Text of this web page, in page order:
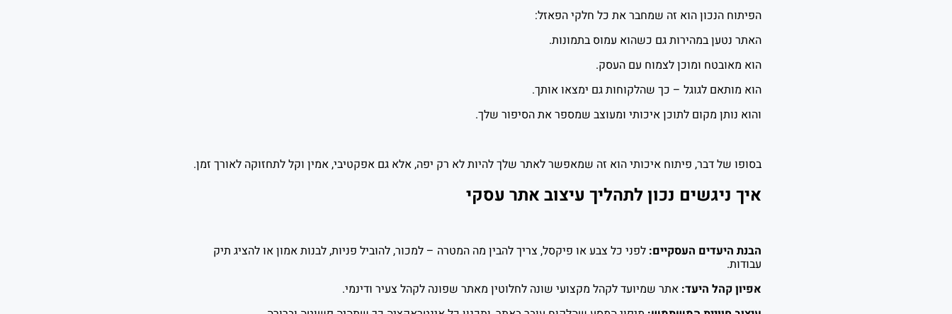
הפיתוח הנכון הוא זה שמחבר את כל חלקי הפאזל:
האתר נטען במהירות גם כשהוא עמוס בתמונות.
הוא מאובטח ומוכן לצמוח עם העסק.
הוא מותאם לגוגל – כך שהלקוחות גם ימצאו אותך.
והוא נותן מקום לתוכן איכותי ומעוצב שמספר את הסיפור שלך.
בסופו של דבר, פיתוח איכותי הוא זה שמאפשר לאתר שלך להיות לא רק יפה, אלא גם אפקטיבי, אמין וקל לתחזוקה לאורך זמן.
איך ניגשים נכון לתהליך עיצוב אתר עסקי
הבנת היעדים העסקיים: לפני כל צבע או פיקסל, צריך להבין מה המטרה – למכור, להוביל פניות, לבנות אמון או להציג תיק
עבודות.
אפיון קהל היעד: אתר שמיועד לקהל מקצועי שונה לחלוטין מאתר שפונה לקהל צעיר ודינמי.